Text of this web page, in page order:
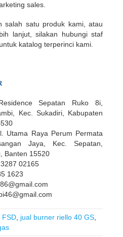
sales.
salah satu produk kami, atau
lanjut, silakan hubungi staf
katalog terperinci kami.
Sepatan Ruko 8i,
Kec. Sukadiri, Kabupaten
Utama Raya Perum Permata
Jaya, Kec. Sepatan,
Banten 15520
02165
1623
FSD, jual burner riello 40 GS,